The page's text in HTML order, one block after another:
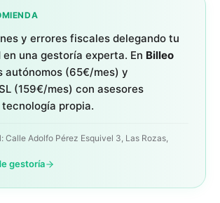
y errores fiscales delegando tu
una gestoría experta. En Billeo
autónomos (65€/mes) y
(159€/mes) con asesores
propia.
Calle Adolfo Pérez Esquivel 3, Las Rozas,
gestoría